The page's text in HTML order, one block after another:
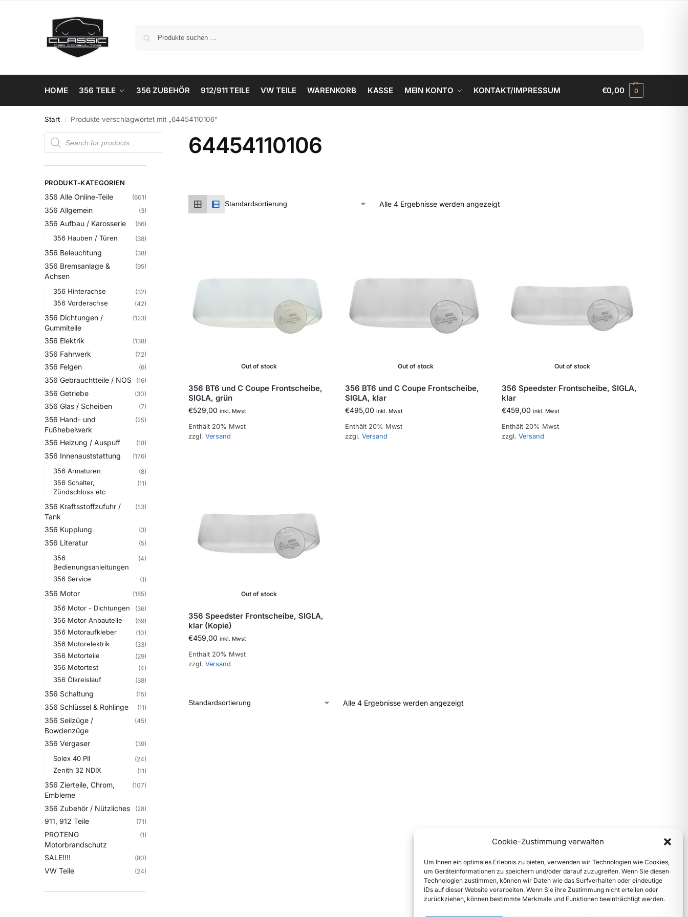
Cookie-Zustimmung verwalten
Um Ihnen ein optimales Erlebnis zu bieten, verwenden wir Technologien wie Cookies,
um Geräteinformationen zu speichern und/oder darauf zuzugreifen. Wenn Sie diesen
Technologien zustimmen, können wir Daten wie das Surfverhalten oder eindeutige
IDs auf dieser Website verarbeiten. Wenn Sie ihre Zustimmung nicht erteilen oder
zurückziehen, können bestimmte Merkmale und Funktionen beeinträchtigt werden.
HOME 356 TEILE 356 ZUBEHÖR 912/911 TEILE VW TEILE WARENKORB KASSE MEIN KONTO KONTAKT/IMPRESSUM €0,00 0
Start / Produkte verschlagwortet mit „64454110106“
64454110106
Alle 4 Ergebnisse werden angezeigt
Out of stock
356 BT6 und C Coupe Frontscheibe,
SIGLA, grün
€529,00 inkl. Mwst
Enthält 20% Mwst
zzgl. Versand
Out of stock
356 BT6 und C Coupe Frontscheibe,
SIGLA, klar
€495,00 inkl. Mwst
Enthält 20% Mwst
zzgl. Versand
Out of stock
356 Speedster Frontscheibe, SIGLA,
klar
€459,00 inkl. Mwst
Enthält 20% Mwst
zzgl.Versand
Out of stock
356 Speedster Frontscheibe, SIGLA,
klar (Kopie)
€459,00 inkl. Mwst
Enthält 20% Mwst
zzgl. Versand
Alle 4 Ergebnisse werden angezeigt
PRODUKT-KATEGORIEN
356 Alle Online-Teile (601)
356 Allgemein (3)
356 Aufbau / Karosserie (66)
356 Hauben / Türen (38)
356 Beleuchtung (38)
356 Bremsanlage &
Achsen
(95)
356 Hinterachse (32)
356 Vorderachse (42)
356 Dichtungen /
Gummiteile
(123)
356 Elektrik (138)
356 Fahrwerk (72)
356 Felgen (6)
356 Gebrauchtteile / NOS (16)
356 Getriebe (30)
356 Glas / Scheiben (7)
356 Hand- und
Fußhebelwerk
(25)
356 Heizung / Auspuff (18)
356 Innenauststattung (176)
356 Armaturen (8)
356 Schalter,
Zündschloss etc
(11)
356 Kraftsstoffzufuhr /
Tank
(53)
356 Kupplung (3)
356 Literatur (5)
356
Bedienungsanleitungen
(4)
356 Service (1)
356 Motor (185)
356 Motor - Dichtungen (36)
356 Motor Anbauteile (69)
356 Motoraufkleber (10)
356 Motorelektrik (33)
356 Motorteile (29)
356 Motortest (4)
356 Ölkreislauf (38)
356 Schaltung (15)
356 Schlüssel & Rohlinge (11)
356 Seilzüge /
Bowdenzüge
(45)
356 Vergaser (39)
Solex 40 PII (24)
Zenith 32 NDIX (11)
356 Zierteile, Chrom,
Embleme
(107)
356 Zubehör / Nützliches (28)
911, 912 Teile (71)
PROTENG
Motorbrandschutz
(1)
SALE!!!! (80)
VW Teile (24)